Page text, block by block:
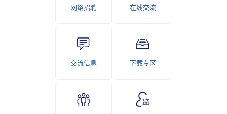
网络招聘 在线交流
交流信息 下载专区